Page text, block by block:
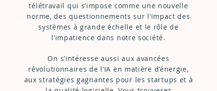
télétravail qui s’impose comme une nouvelle
norme, des questionnements sur l’impact des
systèmes à grande échelle et le rôle de
l’impatience dans notre société.
On s’intéresse aussi aux avancées
révolutionnaires de l’IA en matière d’énergie,
aux stratégies gagnantes pour les startups et à